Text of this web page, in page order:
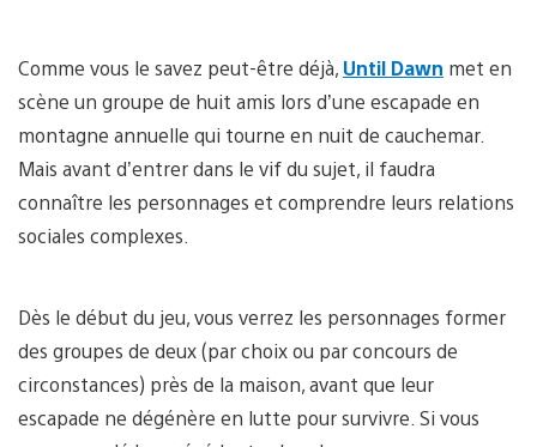
Comme vous le savez peut-être déjà, Until Dawn met en
scène un groupe de huit amis lors d’une escapade en
montagne annuelle qui tourne en nuit de cauchemar.
Mais avant d’entrer dans le vif du sujet, il faudra
connaître les personnages et comprendre leurs relations
sociales complexes.
Dès le début du jeu, vous verrez les personnages former
des groupes de deux (par choix ou par concours de
circonstances) près de la maison, avant que leur
escapade ne dégénère en lutte pour survivre. Si vous